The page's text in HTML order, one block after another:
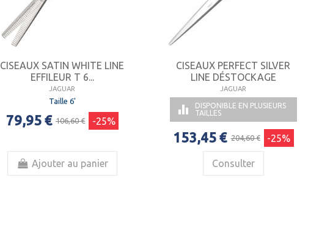
CISEAUX SATIN WHITE LINE
EFFILEUR T 6...
JAGUAR
Taille 6'
79,95 € 106,60 € -25%
Ajouter au panier
CISEAUX PERFECT SILVER
LINE DÉSTOCKAGE
JAGUAR

DISPONIBLE EN PLUSIEURS
TAILLES
153,45 € 204,60 € -25%
Consulter